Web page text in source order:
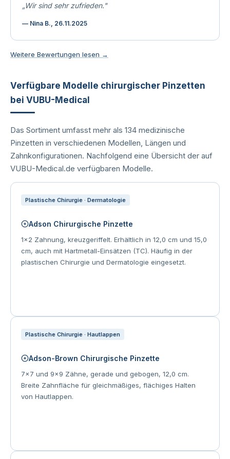
„Wir sind sehr zufrieden."
— Nina B., 26.11.2025
Weitere Bewertungen lesen →
Verfügbare Modelle chirurgischer Pinzetten
bei VUBU-Medical
Das Sortiment umfasst mehr als 134 medizinische
Pinzetten in verschiedenen Modellen, Längen und
Zahnkonfigurationen. Nachfolgend eine Übersicht der auf
VUBU-Medical.de verfügbaren Modelle.
Plastische Chirurgie · Dermatologie
Adson Chirurgische Pinzette
1×2 Zahnung, kreuzgeriffelt. Erhältlich in 12,0 cm und 15,0
cm, auch mit Hartmetall-Einsätzen (TC). Häufig in der
plastischen Chirurgie und Dermatologie eingesetzt.
Plastische Chirurgie · Hautlappen
Adson-Brown Chirurgische Pinzette
7×7 und 9×9 Zähne, gerade und gebogen, 12,0 cm.
Breite Zahnfläche für gleichmäßiges, flächiges Halten
von Hautlappen.